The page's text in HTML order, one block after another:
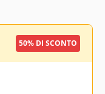
50% DI SCONTO